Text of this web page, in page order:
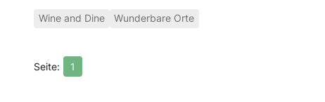
Wine and Dine Wunderbare Orte
1